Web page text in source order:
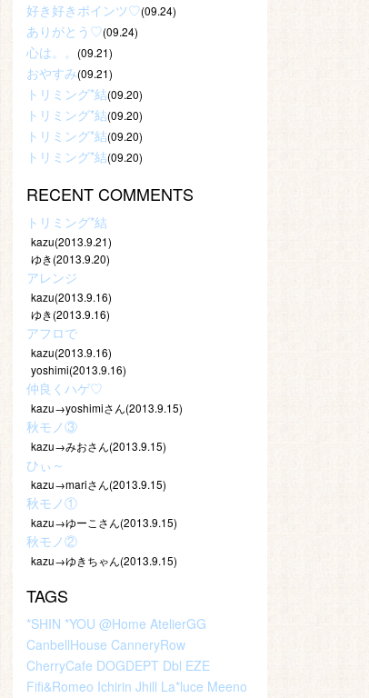
好き好きポインツ♡(09.24)
ありがとう♡(09.24)
心は。。 (09.21)
おやすみ(09.21)
トリミング*結(09.20)
トリミング*結(09.20)
トリミング*結(09.20)
トリミング*結(09.20)
RECENT COMMENTS
トリミング*結
kazu(2013.9.21)
ゆき(2013.9.20)
アレンジ
kazu(2013.9.16)
ゆき(2013.9.16)
アフロで
kazu(2013.9.16)
yoshimi(2013.9.16)
仲良くハゲ♡
kazu→yoshimiさん(2013.9.15)
秋モノ③
kazu→みおさん(2013.9.15)
ひぃ～
kazu→mariさん(2013.9.15)
秋モノ①
kazu→ゆーこさん(2013.9.15)
秋モノ②
kazu→ゆきちゃん(2013.9.15)
TAGS
*SHIN *YOU @Home AtelierGG
CanbellHouse CanneryRow
CherryCafe DOGDEPT Dbl EZE
Fifi&Romeo Ichirin Jhill La*luce Meeno